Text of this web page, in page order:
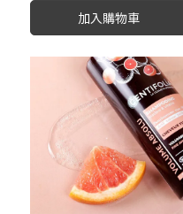
加入購物車